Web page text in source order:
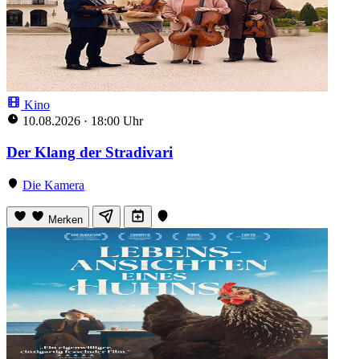
Kino
10.08.2026 · 18:00 Uhr
Der Klang der Stradivari
Die Kamera
Merken